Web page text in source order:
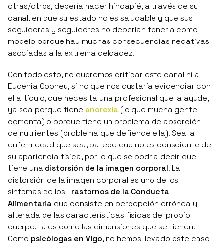
otras/otros, debería hacer hincapié, a través de su
canal, en que su estado no es saludable y que sus
seguidoras y seguidores no deberían tenerla como
modelo porque hay muchas consecuencias negativas
asociadas a la extrema delgadez.
Con todo esto, no queremos criticar este canal ni a
Eugenia Cooney, si no que nos gustaría evidenciar con
el artículo, que necesita una profesional que la ayude,
ya sea porque tiene anorexia (lo que mucha gente
comenta) o porque tiene un problema de absorción
de nutrientes (problema que defiende ella). Sea la
enfermedad que sea, parece que no es consciente de
su apariencia física, por lo que se podría decir que
tiene una distorsión de la imagen corporal. La
distorsión de la imagen corporal es uno de los
síntomas de los Trastornos de la Conducta
Alimentaria que consiste en percepción errónea y
alterada de las características físicas del propio
cuerpo, tales como las dimensiones que se tienen.
Como psicólogas en Vigo, no hemos llevado este caso